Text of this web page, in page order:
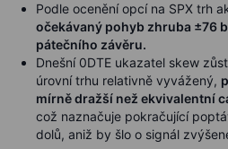
Podle ocenění opcí na SPX trh
očekávaný pohyb zhruba ±76
pátečního závěru.
Dnešní 0DTE ukazatel skew
úrovní trhu relativně vyvážený,
mírně dražší než ekvivalentní
což naznačuje pokračující
dolů, aniž by šlo o signál